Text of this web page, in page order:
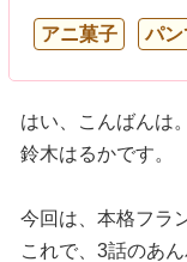
アニ菓子 パ
はい、こんばんは。
鈴木はるかです。
今回は、本格フラ
これで、3話のあ